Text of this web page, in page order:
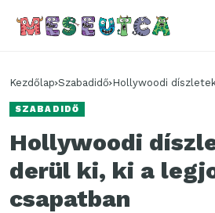
Kezdőlap Szabadidő Hollywoodi
SZABADIDŐ
Hollywoodi
derül ki, ki a
csapatban